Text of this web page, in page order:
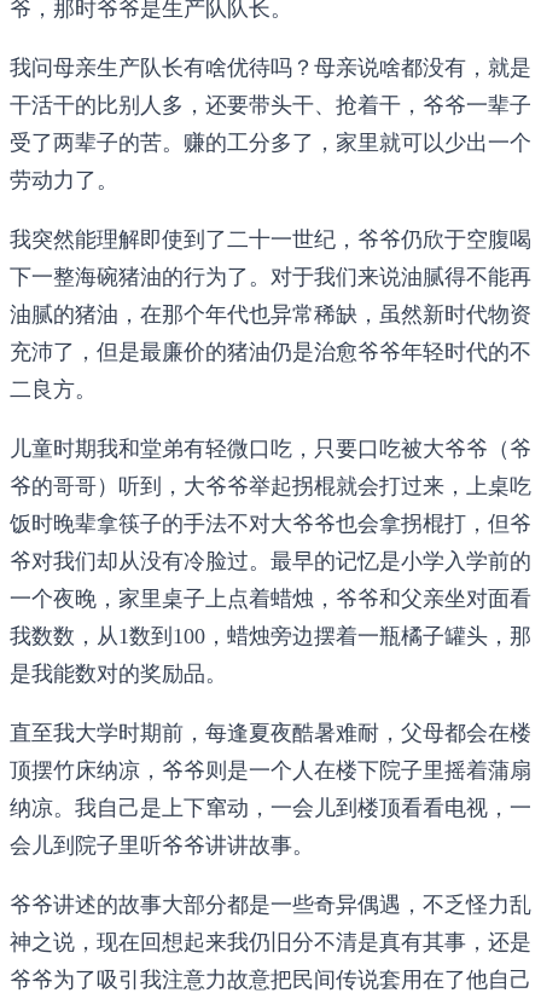
爷，那时爷爷是生产队队长。
我问母亲生产队长有啥优待吗？母亲说啥都没有，就是
干活干的比别人多，还要带头干、抢着干，爷爷一辈子
受了两辈子的苦。赚的工分多了，家里就可以少出一个
劳动力了。
我突然能理解即使到了二十一世纪，爷爷仍欣于空腹喝
下一整海碗猪油的行为了。对于我们来说油腻得不能再
油腻的猪油，在那个年代也异常稀缺，虽然新时代物资
充沛了，但是最廉价的猪油仍是治愈爷爷年轻时代的不
二良方。
儿童时期我和堂弟有轻微口吃，只要口吃被大爷爷（爷
爷的哥哥）听到，大爷爷举起拐棍就会打过来，上桌吃
饭时晚辈拿筷子的手法不对大爷爷也会拿拐棍打，但爷
爷对我们却从没有冷脸过。最早的记忆是小学入学前的
一个夜晚，家里桌子上点着蜡烛，爷爷和父亲坐对面看
我数数，从1数到100，蜡烛旁边摆着一瓶橘子罐头，那
是我能数对的奖励品。
直至我大学时期前，每逢夏夜酷暑难耐，父母都会在楼
顶摆竹床纳凉，爷爷则是一个人在楼下院子里摇着蒲扇
纳凉。我自己是上下窜动，一会儿到楼顶看看电视，一
会儿到院子里听爷爷讲讲故事。
爷爷讲述的故事大部分都是一些奇异偶遇，不乏怪力乱
神之说，现在回想起来我仍旧分不清是真有其事，还是
爷爷为了吸引我注意力故意把民间传说套用在了他自己